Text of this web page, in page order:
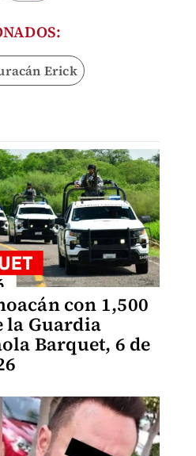
Erick
con 1,500
la Guardia
Barquet, 6 de